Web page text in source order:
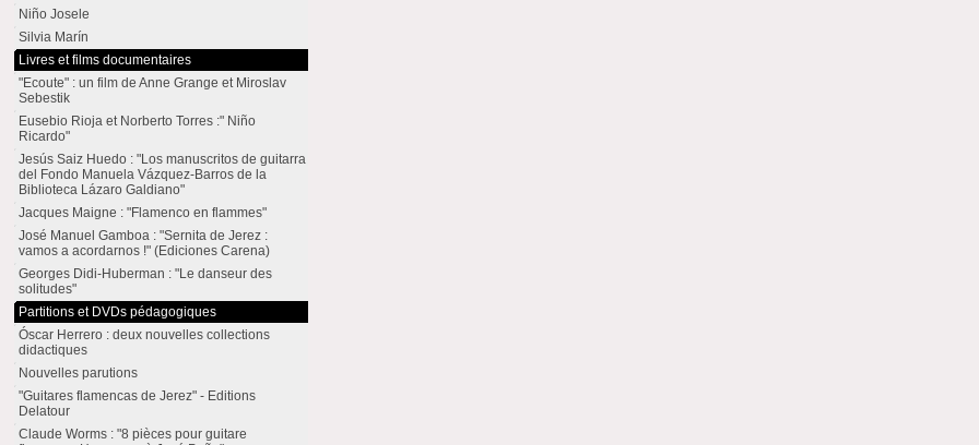
Niño Josele
Silvia Marín
Livres et films documentaires
"Ecoute" : un film de Anne Grange et Miroslav
Sebestik
Eusebio Rioja et Norberto Torres :" Niño
Ricardo"
Jesús Saiz Huedo : "Los manuscritos de guitarra
del Fondo Manuela Vázquez-Barros de la
Biblioteca Lázaro Galdiano"
Jacques Maigne : "Flamenco en flammes"
José Manuel Gamboa : "Sernita de Jerez :
vamos a acordarnos !" (Ediciones Carena)
Georges Didi-Huberman : "Le danseur des
solitudes"
Partitions et DVDs pédagogiques
Óscar Herrero : deux nouvelles collections
didactiques
Nouvelles parutions
"Guitares flamencas de Jerez" - Editions
Delatour
Claude Worms : "8 pièces pour guitare